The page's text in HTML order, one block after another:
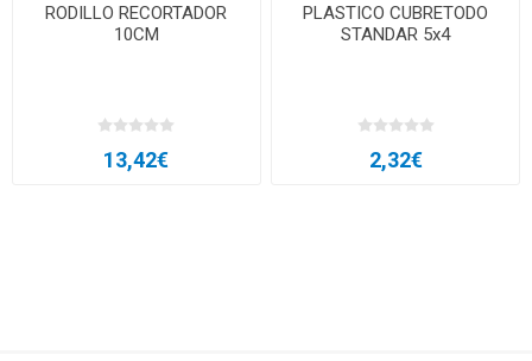
RODILLO RECORTADOR
10CM
13,42€
PLASTICO CUBRETODO
STANDAR 5x4
2,32€